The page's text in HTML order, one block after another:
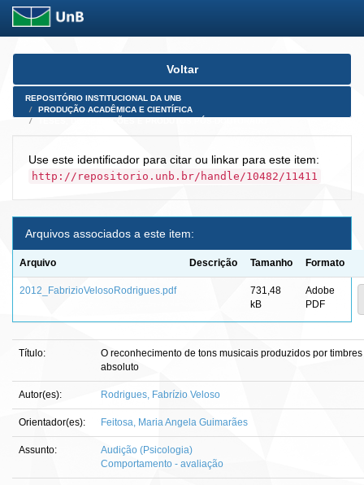
Skip
Voltar
REPOSITÓRIO INSTITUCIONAL DA UNB
PRODUÇÃO ACADÊMICA E CIENTÍFICA
Use este identificador para citar ou linkar para este item:
http://repositorio.unb.br/handle/10482/11411
Arquivos associados a este item:
Arquivo Descrição Tamanho Formato
2012_FabrizioVelosoRodrigues.pdf
731,48
kB
Adobe
PDF
Título:
O reconhecimento de tons musicais produzidos por
absoluto
Autor(es): Rodrigues, Fabrízio Veloso
Orientador(es): Feitosa, Maria Angela Guimarães
Assunto:
Audição (Psicologia)
Comportamento - avaliação